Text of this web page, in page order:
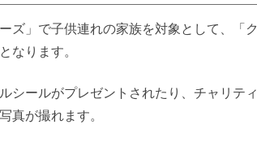
ズ」で子供連れの家族を対象として、「ク
なります。
シールがプレゼントされたり、チャリティ
真が撮れます。